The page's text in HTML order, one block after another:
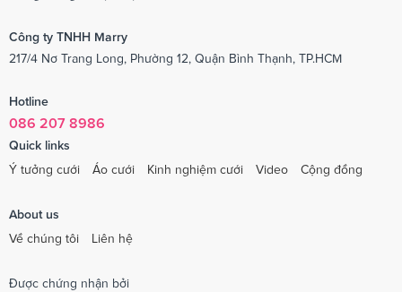
Công ty TNHH Marry
217/4 Nơ Trang Long, Phường 12, Quận Bình Thạnh, TP.HCM
Hotline
086 207 8986
Quick links
Ý tưởng cưới
Áo cưới Kinh nghiệm cưới Video Cộng đồng
About us
Về chúng tôi
Liên hệ
Được chứng nhận bởi